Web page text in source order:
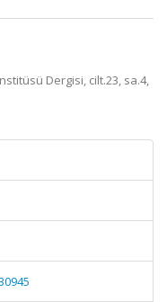
Dergisi, cilt.23, sa.4,